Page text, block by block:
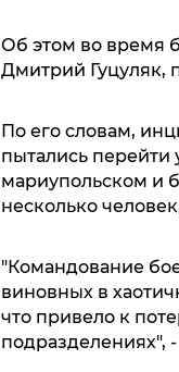
Об этом во время
Дмитрий Гуцуляк,
По его словам,
пытались
мариупольском и
несколько
"Командование
виновных в
что привело к
подразделениях",